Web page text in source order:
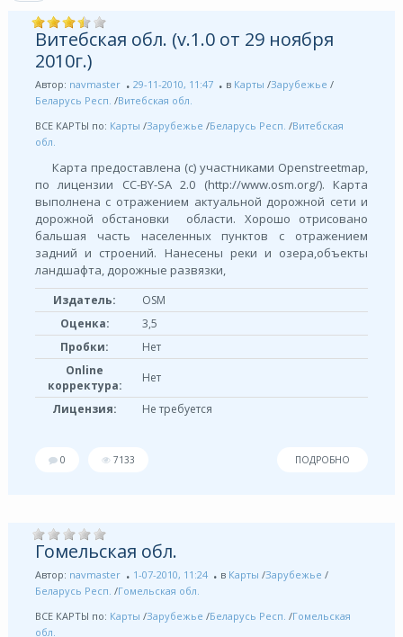
Витебская обл. (v.1.0 от 29 ноября
2010г.)
Автор: navmaster 29-11-2010, 11:47 в Карты /Зарубежье /
Беларусь Респ. /Витебская обл.
ВСЕ КАРТЫ по: Карты /Зарубежье /Беларусь Респ. /Витебская
обл.
Карта предоставлена (с) участниками Openstreetmap,
по лицензии СС-BY-SA 2.0 (http://www.osm.org/). Карта
выполнена с отражением актуальной дорожной сети и
дорожной обстановки области. Хорошо отрисовано
бальшая часть населенных пунктов с отражением
задний и строений. Нанесены реки и озера,объекты
ландшафта, дорожные развязки,
Издатель:
OSM
Оценка:
3,5
Пробки:
Нет
Online
корректура:
Нет
Лицензия: Не требуется
0 7133 ПОДРОБНО
Гомельская обл.
Автор: navmaster 1-07-2010, 11:24 в Карты /Зарубежье /
Беларусь Респ. /Гомельская обл.
ВСЕ КАРТЫ по: Карты /Зарубежье /Беларусь Респ. /Гомельская
обл.